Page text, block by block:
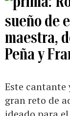
sueño de
maestra,
Peña y
Este cantante
gran reto de